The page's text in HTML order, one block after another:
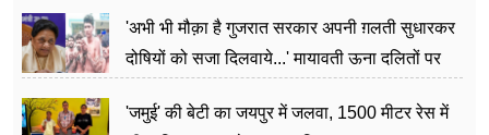
'अभी भी मौक़ा है गुजरात सरकार अपनी ग़लती सुधारकर
दोषियों को सजा दिलवाये...' मायावती ऊना दलितों पर
'जमुई' की बेटी का जयपुर में जलवा, 1500 मीटर रेस में